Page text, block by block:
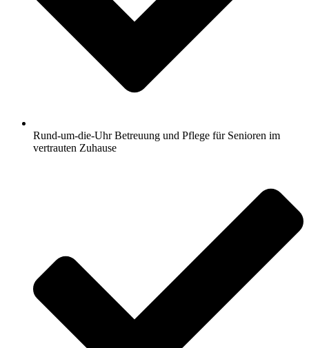
Rund-um-die-Uhr Betreuung und Pflege für Senioren im
vertrauten Zuhause